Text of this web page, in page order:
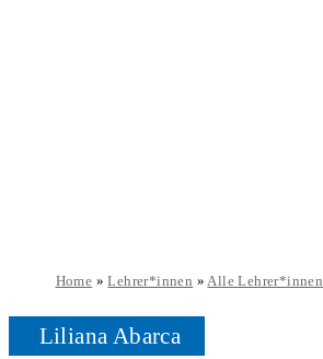
Home »Lehrer*innen »Alle Lehrer*innen
Liliana Abarca